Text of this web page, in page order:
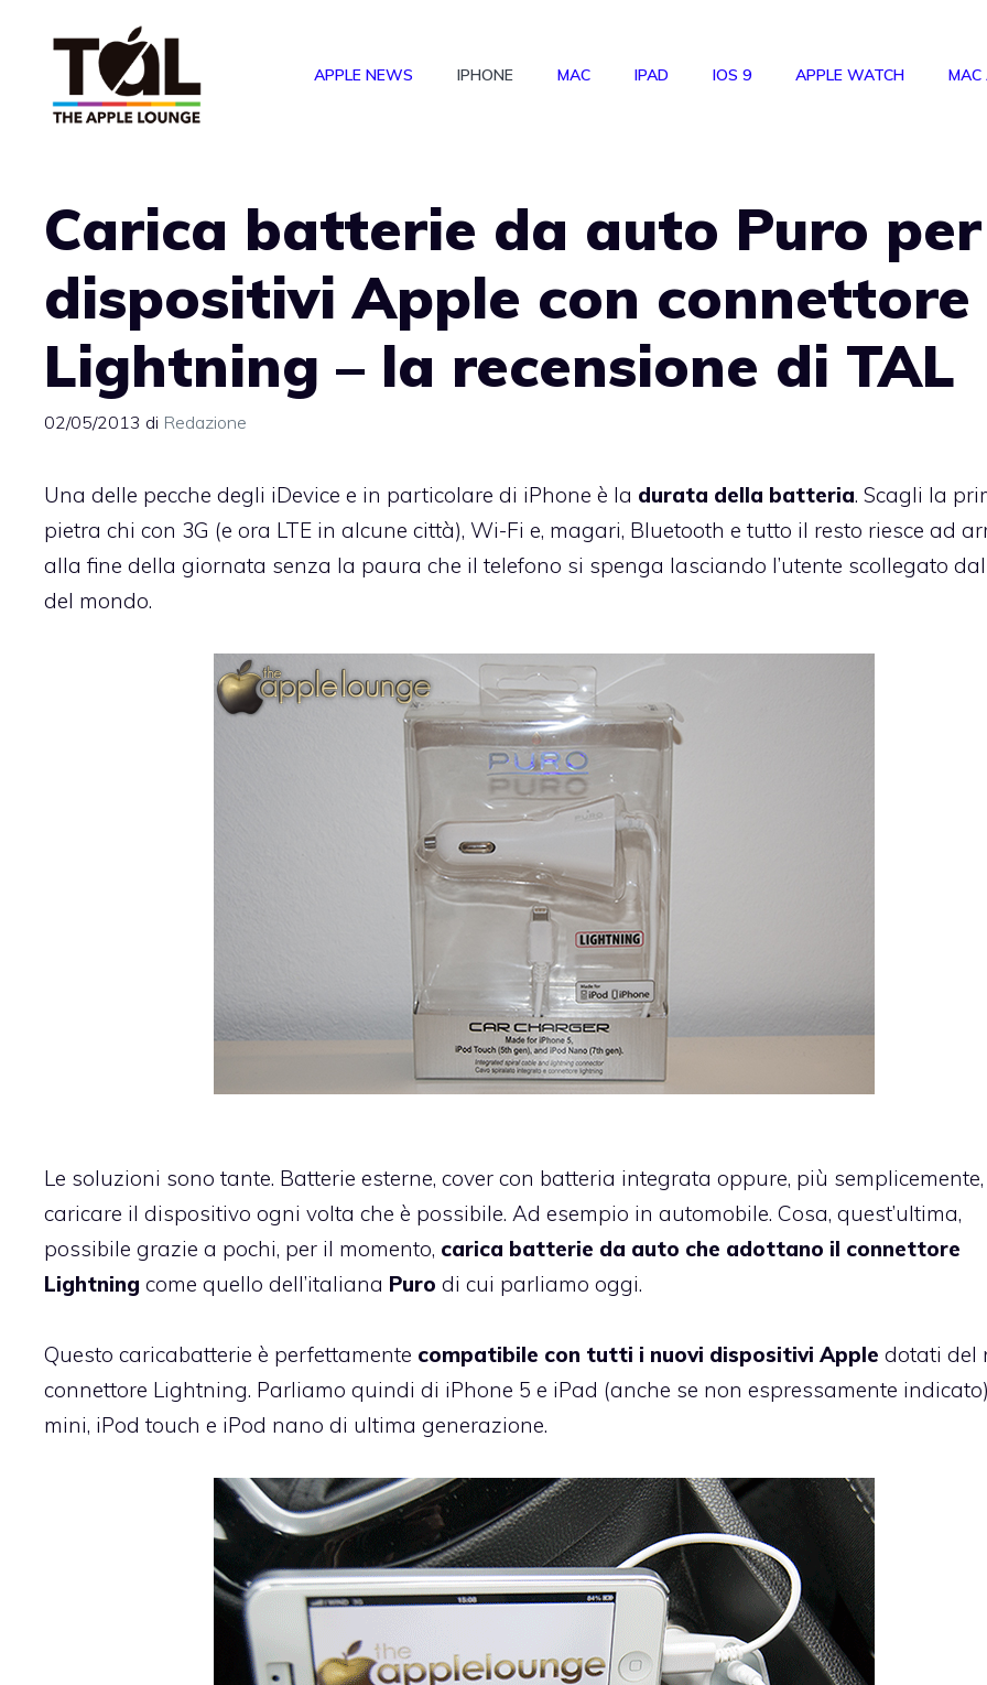
APPLE NEWS IPHONE MAC IPAD IOS 9 APPLE WATCH MAC
Carica batterie da auto Puro per
dispositivi Apple con connettore
Lightning – la recensione di TAL
02/05/2013 di Redazione
Una delle pecche degli iDevice e in particolare di iPhone è la durata della batteria. Scagli la
pietra chi con 3G (e ora LTE in alcune città), Wi-Fi e, magari, Bluetooth e tutto il resto riesce ad
alla fine della giornata senza la paura che il telefono si spenga lasciando l’utente scollegato
del mondo.
Le soluzioni sono tante. Batterie esterne, cover con batteria integrata oppure, più semplicemente,
caricare il dispositivo ogni volta che è possibile. Ad esempio in automobile. Cosa, quest’ultima,
possibile grazie a pochi, per il momento, carica batterie da auto che adottano il connettore
Lightning come quello dell’italiana Puro di cui parliamo oggi.
Questo caricabatterie è perfettamente compatibile con tutti i nuovi dispositivi Apple dotati del
connettore Lightning. Parliamo quindi di iPhone 5 e iPad (anche se non espressamente
mini, iPod touch e iPod nano di ultima generazione.